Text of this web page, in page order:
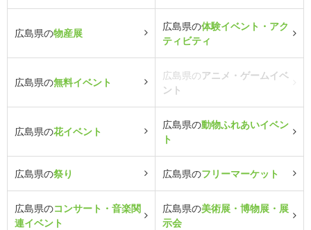
広島県の物産展
広島県の体験イベント・アク
ティビティ
広島県の無料イベント
広島県のアニメ・ゲームイベ
ント
広島県の花イベント
広島県の動物ふれあいイベン
ト
広島県の祭り 広島県のフリーマーケット
広島県のコンサート・音楽関
連イベント
広島県の美術展・博物展・展
示会